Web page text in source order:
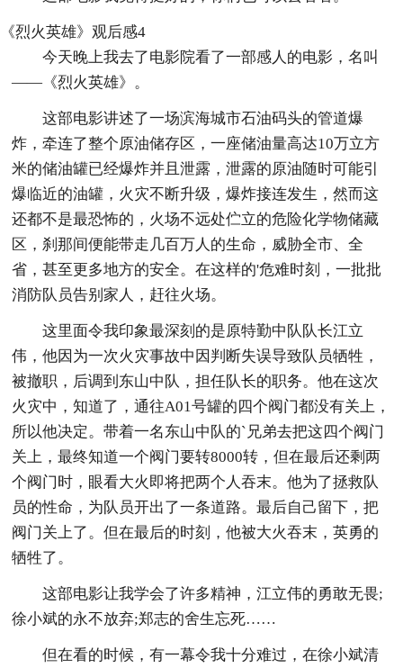
《烈火英雄》观后感4
今天晚上我去了电影院看了一部感人的电影，名叫
——《烈火英雄》。
这部电影讲述了一场滨海城市石油码头的管道爆
炸，牵连了整个原油储存区，一座储油量高达10万立方
米的储油罐已经爆炸并且泄露，泄露的原油随时可能引
爆临近的油罐，火灾不断升级，爆炸接连发生，然而这
还都不是最恐怖的，火场不远处伫立的危险化学物储藏
区，刹那间便能带走几百万人的生命，威胁全市、全
省，甚至更多地方的安全。在这样的'危难时刻，一批批
消防队员告别家人，赶往火场。
这里面令我印象最深刻的是原特勤中队队长江立
伟，他因为一次火灾事故中因判断失误导致队员牺牲，
被撤职，后调到东山中队，担任队长的职务。他在这次
火灾中，知道了，通往A01号罐的四个阀门都没有关上，
所以他决定。带着一名东山中队的`兄弟去把这四个阀门
关上，最终知道一个阀门要转8000转，但在最后还剩两
个阀门时，眼看大火即将把两个人吞末。他为了拯救队
员的性命，为队员开出了一条道路。最后自己留下，把
阀门关上了。但在最后的时刻，他被大火吞末，英勇的
牺牲了。
这部电影让我学会了许多精神，江立伟的勇敢无畏;
徐小斌的永不放弃;郑志的舍生忘死……
但在看的时候，有一幕令我十分难过，在徐小斌清